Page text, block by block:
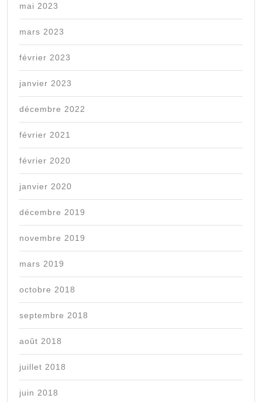
mai 2023
mars 2023
février 2023
janvier 2023
décembre 2022
février 2021
février 2020
janvier 2020
décembre 2019
novembre 2019
mars 2019
octobre 2018
septembre 2018
août 2018
juillet 2018
juin 2018